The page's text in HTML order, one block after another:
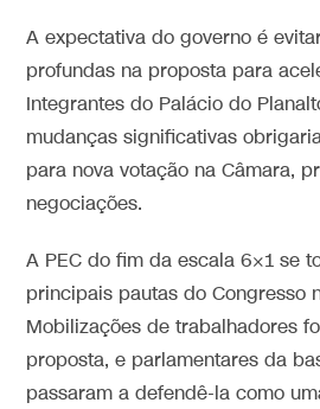
A expectativa do governo é
profundas na proposta para
Integrantes do Palácio do
mudanças significativas
para nova votação na Câmara,
negociações.
A PEC do fim da escala 6×1 se
principais pautas do Congresso
Mobilizações de trabalhadores
proposta, e parlamentares da
passaram a defendê-la como